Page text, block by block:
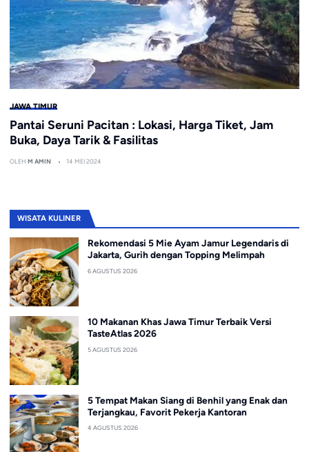
JAWA TIMUR
Pantai Seruni Pacitan : Lokasi, Harga Tiket, Jam
Buka, Daya Tarik & Fasilitas
OLEH M AMIN 14 MEI 2024
WISATA KULINER
Rekomendasi 5 Mie Ayam Jamur Legendaris di
Jakarta, Gurih dengan Topping Melimpah
6 AGUSTUS 2026
10 Makanan Khas Jawa Timur Terbaik Versi
TasteAtlas 2026
5 AGUSTUS 2026
5 Tempat Makan Siang di Benhil yang Enak dan
Terjangkau, Favorit Pekerja Kantoran
4 AGUSTUS 2026